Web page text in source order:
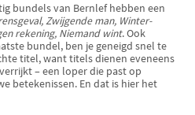
bundels van Bernlef hebben een
Zwijgen­de man, Winter­
rekening, Niemand wint. Ook
bundel, ben je geneigd snel te
titel, want titels dienen eveneens
– een loper die past op
betekenissen. En dat is hier het